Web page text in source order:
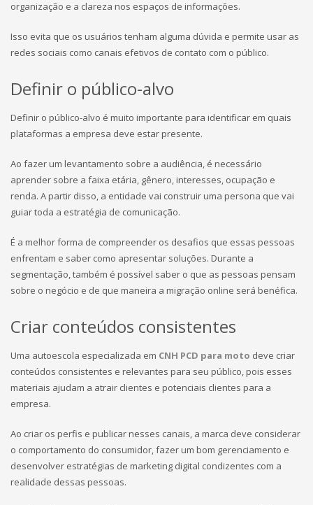
organização e a clareza nos espaços de informações.
Isso evita que os usuários tenham alguma dúvida e permite usar as
redes sociais como canais efetivos de contato com o público.
Definir o público-alvo
Definir o público-alvo é muito importante para identificar em quais
plataformas a empresa deve estar presente.
Ao fazer um levantamento sobre a audiência, é necessário
aprender sobre a faixa etária, gênero, interesses, ocupação e
renda. A partir disso, a entidade vai construir uma persona que vai
guiar toda a estratégia de comunicação.
É a melhor forma de compreender os desafios que essas pessoas
enfrentam e saber como apresentar soluções. Durante a
segmentação, também é possível saber o que as pessoas pensam
sobre o negócio e de que maneira a migração online será benéfica.
Criar conteúdos consistentes
Uma autoescola especializada em CNH PCD para moto deve criar
conteúdos consistentes e relevantes para seu público, pois esses
materiais ajudam a atrair clientes e potenciais clientes para a
empresa.
Ao criar os perfis e publicar nesses canais, a marca deve considerar
o comportamento do consumidor, fazer um bom gerenciamento e
desenvolver estratégias de marketing digital condizentes com a
realidade dessas pessoas.